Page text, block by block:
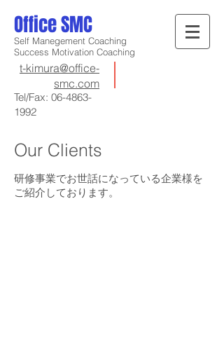
Office SMC
Self Manegement Coaching
Success Motivation Coaching
Tel/Fax: 06-4863-
1992
t-kimura@office-
smc.com
Our Clients
研修事業でお世話になっている企業様を
ご紹介しております。